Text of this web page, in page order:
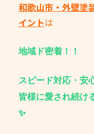
和歌山市・外壁塗
イントは
地域ド密着！！
スピード対応・安
皆様に愛され続け
✨